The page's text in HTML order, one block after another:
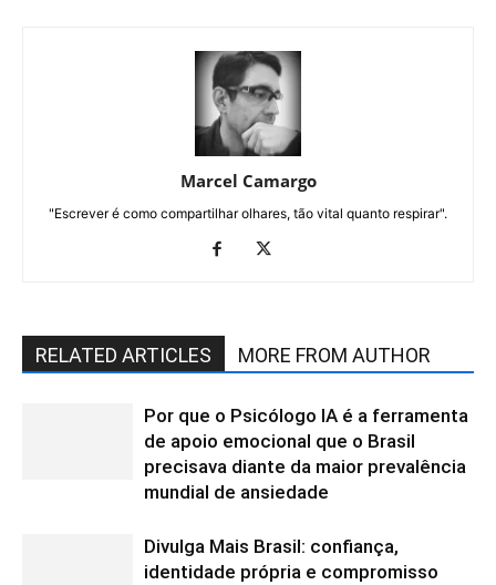
Marcel Camargo
"Escrever é como compartilhar olhares, tão vital quanto respirar".
RELATED ARTICLES MORE FROM AUTHOR
Por que o Psicólogo IA é a ferramenta
de apoio emocional que o Brasil
precisava diante da maior prevalência
mundial de ansiedade
Divulga Mais Brasil: confiança,
identidade própria e compromisso